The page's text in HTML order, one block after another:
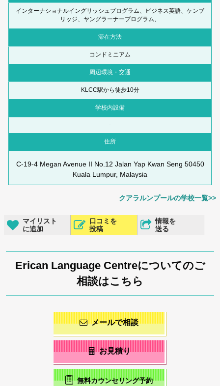
インターナショナルイングリッシュプログラム、ビジネス英語、ケンブ
リッジ、ヤングラーナープログラム、
滞在方法
コンドミニアム
周辺環境・交通
KLCC駅から徒歩10分
学校内設備
-
住所
C-19-4 Megan Avenue II No.12 Jalan Yap Kwan Seng 50450
Kuala Lumpur, Malaysia
クアラルンプールの学校一覧>>
マイリスト
に追加
口コミを
投稿
情報を
送る
Erican Language Centreについてのご
相談はこちら
メールで相談
お見積り
無料カウンセリング予約